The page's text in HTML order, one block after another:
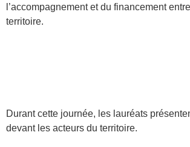
l’accompagnement et du financement
territoire.
Durant cette journée, les lauréats
devant les acteurs du territoire.